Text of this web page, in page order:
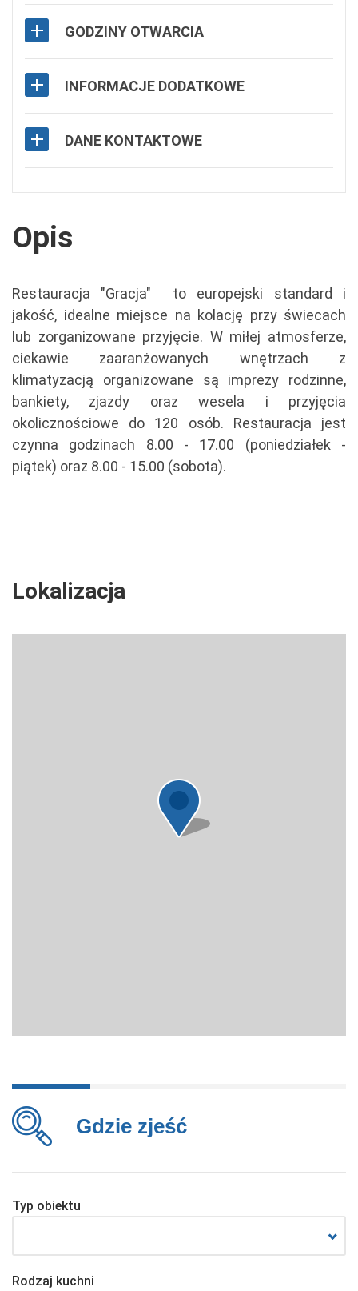
GODZINY OTWARCIA
INFORMACJE DODATKOWE
DANE KONTAKTOWE
Opis
Restauracja "Gracja"
to europejski standard i
jakość, idealne miejsce na kolację przy świecach
lub zorganizowane przyjęcie. W miłej atmosferze,
ciekawie zaaranżowanych wnętrzach z
klimatyzacją organizowane są imprezy rodzinne,
bankiety, zjazdy oraz wesela i przyjęcia
okolicznościowe do 120 osób. Restauracja jest
czynna godzinach 8.00 - 17.00 (poniedziałek -
piątek) oraz 8.00 - 15.00 (sobota).
Lokalizacja
Gdzie zjeść
Typ obiektu
Rodzaj kuchni